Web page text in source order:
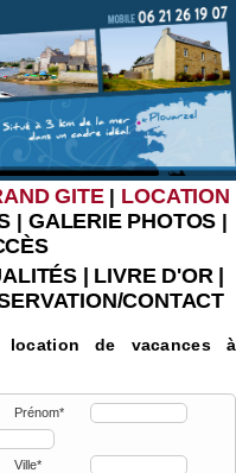
GITE| LOCATION
| GALERIE PHOTOS |
| LIVRE D'OR|
CONTACT
location de vacances à
Prénom*
Ville*